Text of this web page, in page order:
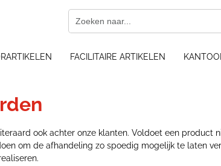
FACILITAIRE ARTIKELEN
ook achter onze klanten. Voldoet een
om de afhandeling zo spoedig mogelijk te laten